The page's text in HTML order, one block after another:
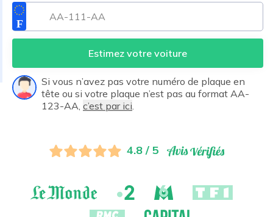
Estimez votre voiture
Si vous n’avez pas votre numéro de plaque en
tête ou si votre plaque n’est pas au format AA-
123-AA, c’est par ici
4.8 / 5